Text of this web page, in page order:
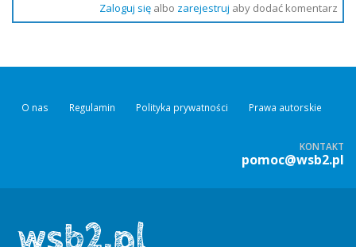
Zaloguj sięalbo zarejestruj aby dodać komentarz
O nas Regulamin Polityka prywatności Prawa autorskie
KONTAKT
pomoc@wsb2.pl